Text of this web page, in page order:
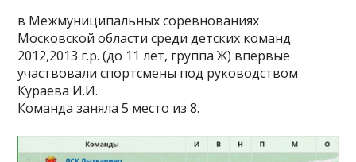
в Межмуниципальных соревнованиях
Московской области среди детских команд
2012,2013 г.р. (до 11 лет, группа Ж) впервые
участвовали спортсмены под руководством
Кураева И.И.
Команда заняла 5 место из 8.